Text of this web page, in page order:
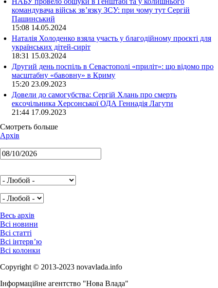
командувача військ зв’язку ЗСУ: при чому тут Сергій
Пашинський
15:08 14.05.2024
Наталія Холоденко взяла участь у благодійному проєкті для
українських дітей-сиріт
18:31 15.03.2024
Другий день поспіль в Севастополі «приліт»: що відомо про
масштабну «бавовну» в Криму
15:20 23.09.2023
Довели до самогубства: Сергій Хлань про смерть
ексочільника Херсонської ОДА Геннадія Лагути
21:44 17.09.2023
Смотреть больше
Архів
Весь архів
Всі новини
Всі статті
Всі інтерв’ю
Всі колонки
Copyright © 2013-2023 novavlada.info
Інформаційне агентство "Нова Влада"